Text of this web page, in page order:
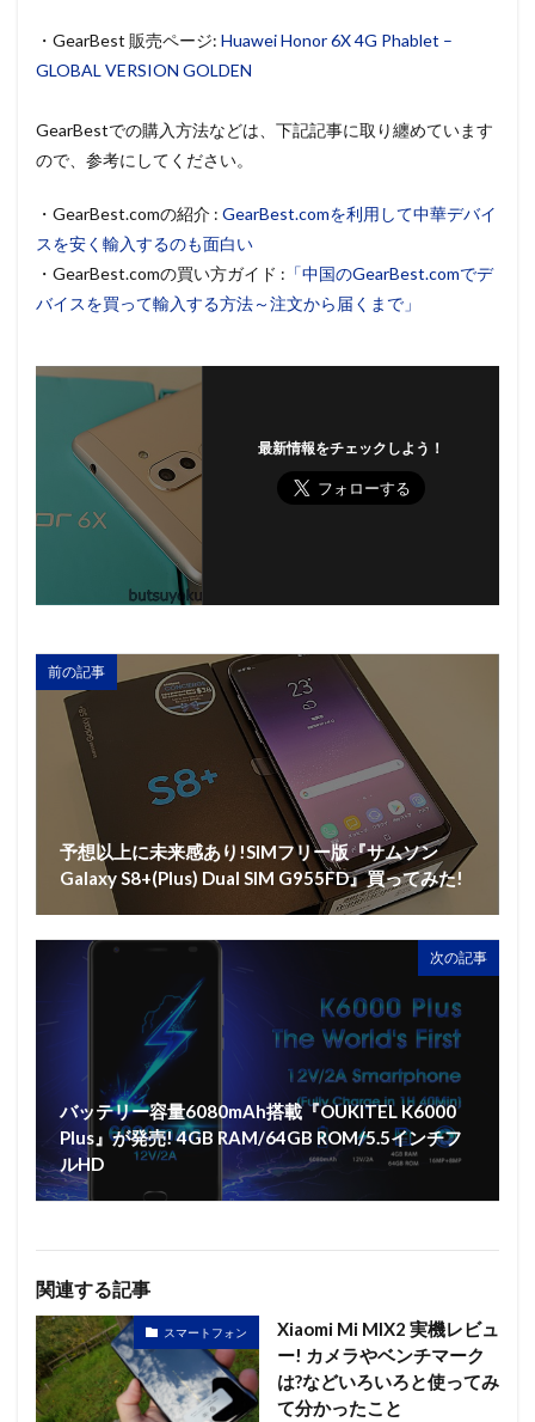
・GearBest 販売ページ: Huawei Honor 6X 4G Phablet –
GLOBAL VERSION GOLDEN
GearBestでの購入方法などは、下記記事に取り纏めています
ので、参考にしてください。
・GearBest.comの紹介 : GearBest.comを利用して中華デバイ
スを安く輸入するのも面白い
・GearBest.comの買い方ガイド : 「中国のGearBest.comでデ
バイスを買って輸入する方法～注文から届くまで」
最新情報をチェックしよう！
前の記事
予想以上に未来感あり!SIMフリー版『サムソン
Galaxy S8+(Plus) Dual SIM G955FD』買ってみた!
次の記事
バッテリー容量6080mAh搭載『OUKITEL K6000
Plus』が発売! 4GB RAM/64GB ROM/5.5インチフ
ルHD
関連する記事
スマートフォン
Xiaomi Mi MIX2 実機レビュ
ー! カメラやベンチマーク
は?などいろいろと使ってみ
て分かったこと